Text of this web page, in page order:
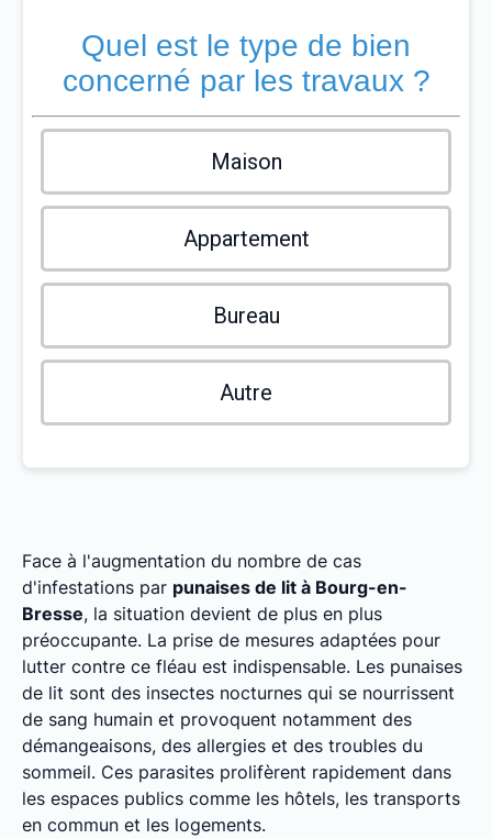
Quel est le type de bien
concerné par les travaux ?
Maison
Appartement
Bureau
Autre
Face à l'augmentation du nombre de cas
d'infestations par punaises de lit à Bourg-en-
Bresse, la situation devient de plus en plus
préoccupante. La prise de mesures adaptées pour
lutter contre ce fléau est indispensable. Les punaises
de lit sont des insectes nocturnes qui se nourrissent
de sang humain et provoquent notamment des
démangeaisons, des allergies et des troubles du
sommeil. Ces parasites prolifèrent rapidement dans
les espaces publics comme les hôtels, les transports
en commun et les logements.